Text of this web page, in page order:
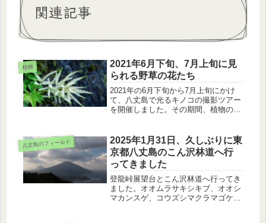
関連記事
植物
2021年6月下旬、7月上旬に見
られる野草の花たち
2021年の6月下旬から7月上旬にかけ
て、八丈島で光るキノコの撮影ツアー
を開催しました。その期間、植物の花
ョウマ、ハチジョウショウマを紹介し
ます。
八丈島のフィールド
2025年1月31日、久しぶりに東
京都八丈島のこん沢林道へ行
ってきました
登龍峠展望台とこん沢林道へ行ってき
ました。オオムラサキシキブ、オオシ
マカンスゲ、コウズシマクラマゴケを